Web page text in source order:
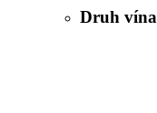
Druh vína